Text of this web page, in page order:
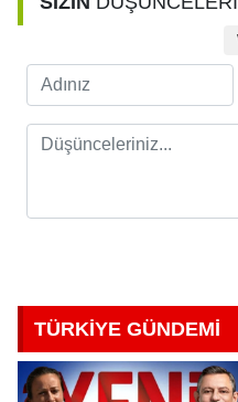
TÜRKİYE GÜNDEMİ